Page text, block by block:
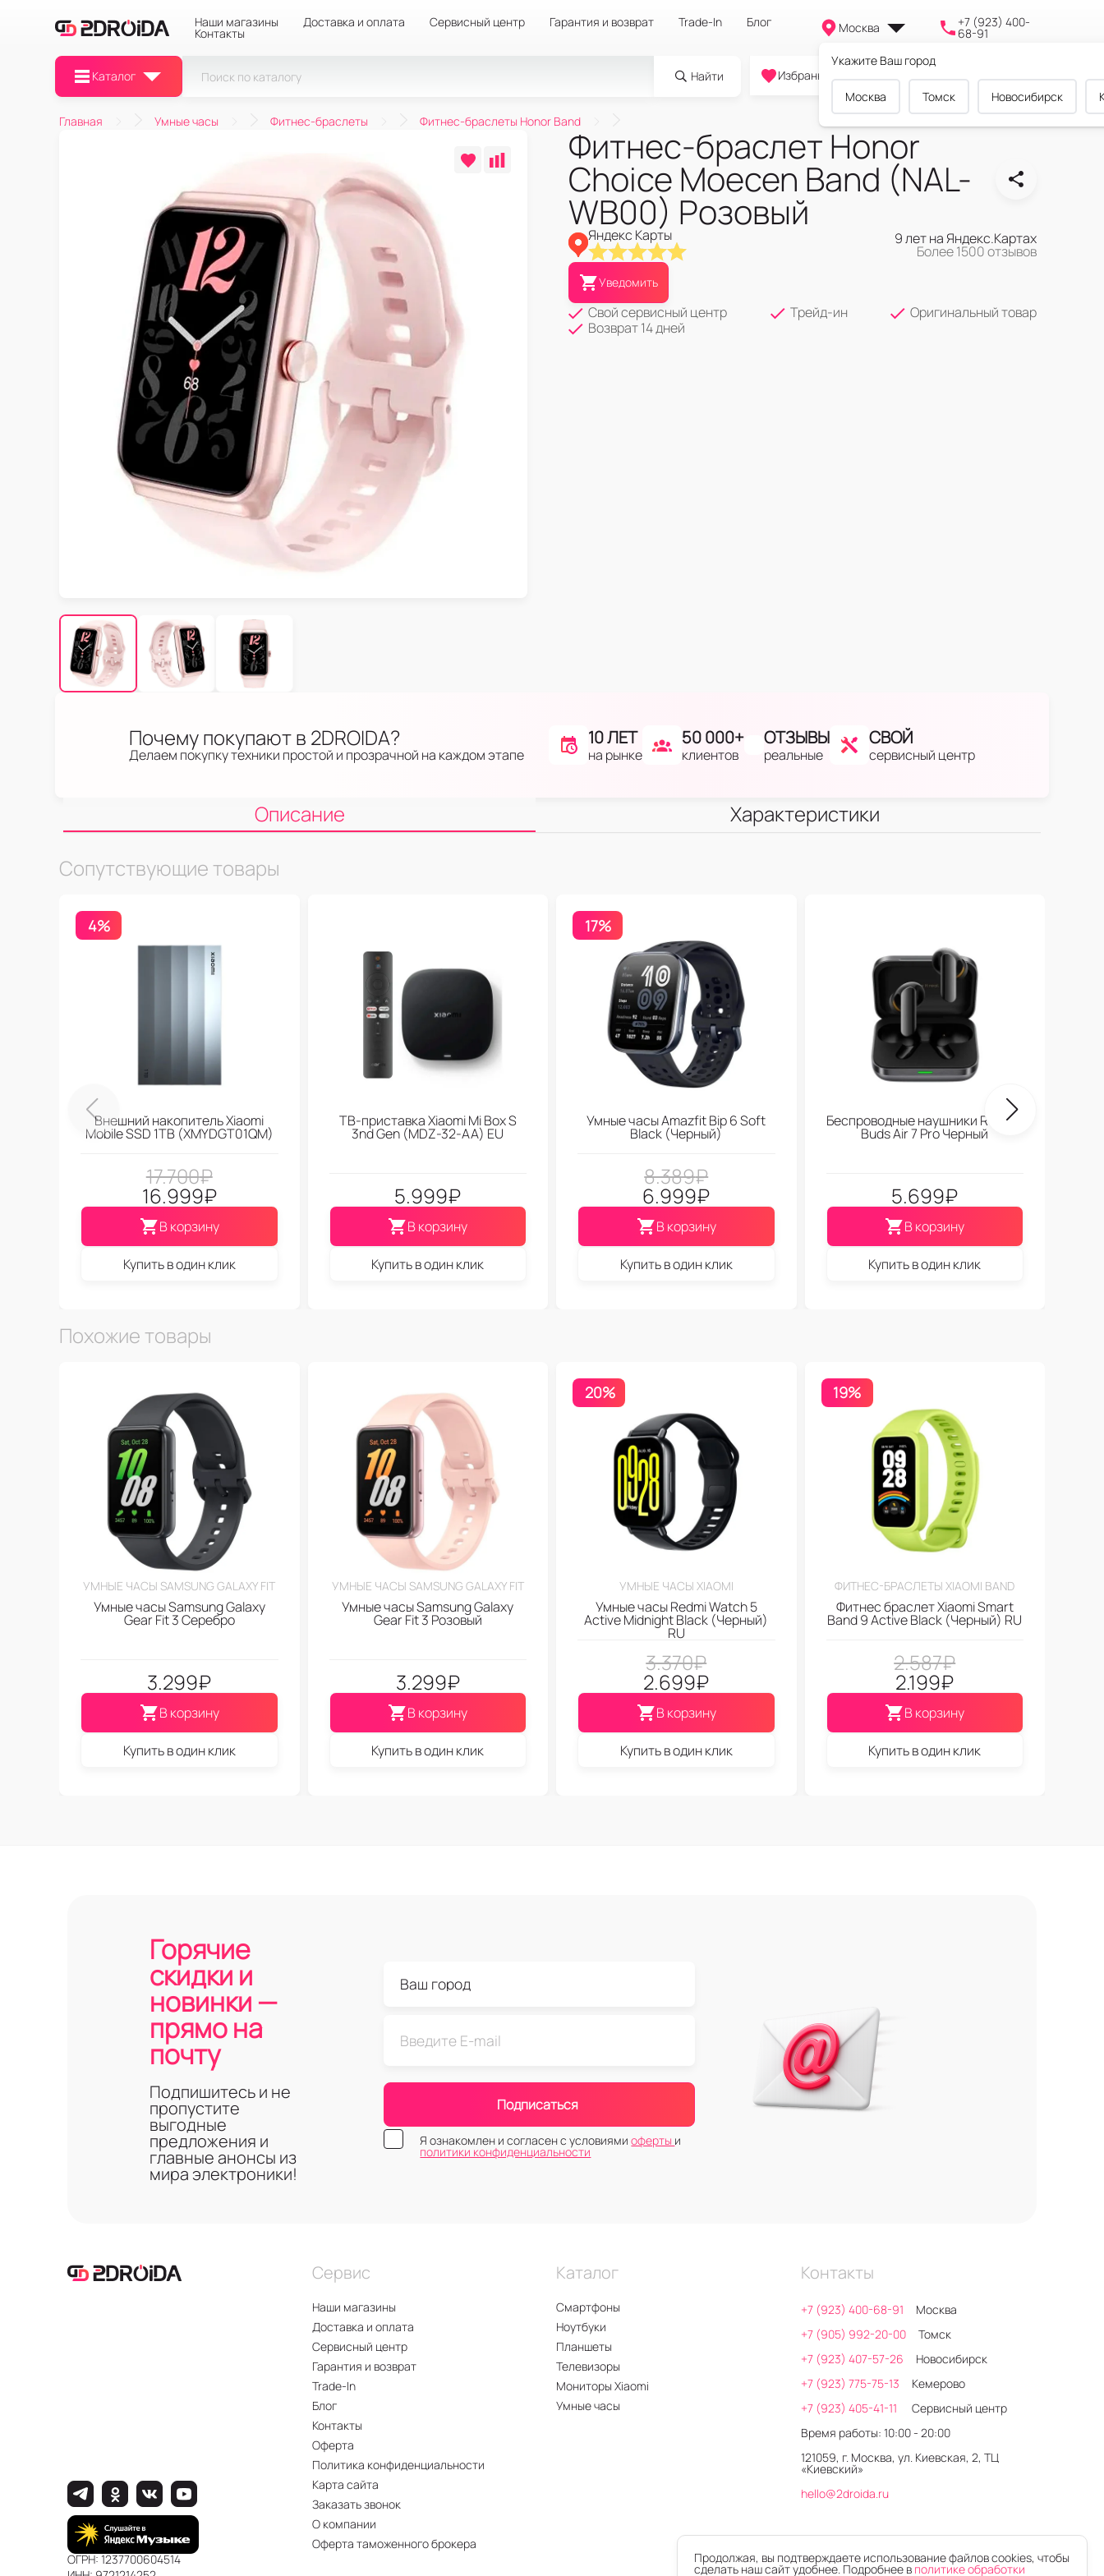
Наши магазины Доставка и оплата Сервисный центр Гарантия и возврат Trade-In Блог
Контакты Москва
Укажите Ваш город
Москва Томск Новосибирск
+7 (923) 400-
68-91
Каталог Найти
0
Избранное Cравнение Корзина
Главная Умные часы Фитнес-браслеты Фитнес-браслеты Honor Band
Фитнес-браслет Honor
Choice Moecen Band (NAL-
WB00) Розовый
Яндекс Карты 9 лет на Яндекс.Картах
Более 1500 отзывов
Уведомить
Свой сервисный центр Трейд-ин
Оригинальный товар
Возврат 14 дней
Почему покупают в 2DROIDA?
Делаем покупку техники простой и прозрачной на каждом этапе
10 ЛЕТ
на рынке
50 000+
клиентов
ОТЗЫВЫ
реальные
СВОЙ
сервисный центр
Описание
Характеристики
Сопутствующие товары
4%
Внешний накопитель Xiaomi
Mobile SSD 1TB (XMYDGT01QM)
17.700₽
16.999₽
В корзину
Купить в один клик
ТВ-приставка Xiaomi Mi Box S
3nd Gen (МDZ-32-АА) EU
5.999₽
В корзину
Купить в один клик
17%
Умные часы Amazfit Bip 6 Soft
Black (Черный)
8.389₽
6.999₽
В корзину
Купить в один клик
Беспроводные наушники Realme
Buds Air 7 Pro Черный
5.699₽
В корзину
Купить в один клик
Похожие товары
УМНЫЕ ЧАСЫ SAMSUNG GALAXY FIT
Умные часы Samsung Galaxy
Gear Fit 3 Серебро
3.299₽
В корзину
Купить в один клик
УМНЫЕ ЧАСЫ SAMSUNG GALAXY FIT
Умные часы Samsung Galaxy
Gear Fit 3 Розовый
3.299₽
В корзину
Купить в один клик
20%
УМНЫЕ ЧАСЫ XIAOMI
Умные часы Redmi Watch 5
Active Midnight Black (Черный)
RU
3.370₽
2.699₽
В корзину
Купить в один клик
19%
ФИТНЕС-БРАСЛЕТЫ XIAOMI BAND
Фитнес браслет Xiaomi Smart
Band 9 Active Black (Черный) RU
2.587₽
2.199₽
В корзину
Купить в один клик
Горячие
скидки и
новинки —
прямо на
почту
Подпишитесь и не
пропустите
выгодные
предложения и
главные анонсы из
мира электроники!
Подписаться
Я ознакомлен и согласен с условиямиоферты и
политики конфиденциальности
Сервис
Наши магазины
Доставка и оплата
Сервисный центр
Гарантия и возврат
Trade-In
Блог
Контакты
Оферта
Политика конфиденциальности
Карта сайта
Заказать звонок
О компании
Оферта таможенного брокера
Каталог
Смартфоны
Ноутбуки
Планшеты
Телевизоры
Мониторы Xiaomi
Умные часы
Контакты
+7 (923) 400-68-91
Москва
+7 (905) 992-20-00
Томск
+7 (923) 407-57-26
Новосибирск
+7 (923) 775-75-13
Кемерово
+7 (923) 405-41-11
Сервисный центр
Время работы: 10:00 - 20:00
121059, г. Москва, ул. Киевская, 2, ТЦ
«Киевский»
hello@2droida.ru
ОГРН: 1237700604514
Продолжая, вы подтверждаете использование файлов cookies, чтобы
сделать наш сайт удобнее. Подробнее в политике обработки